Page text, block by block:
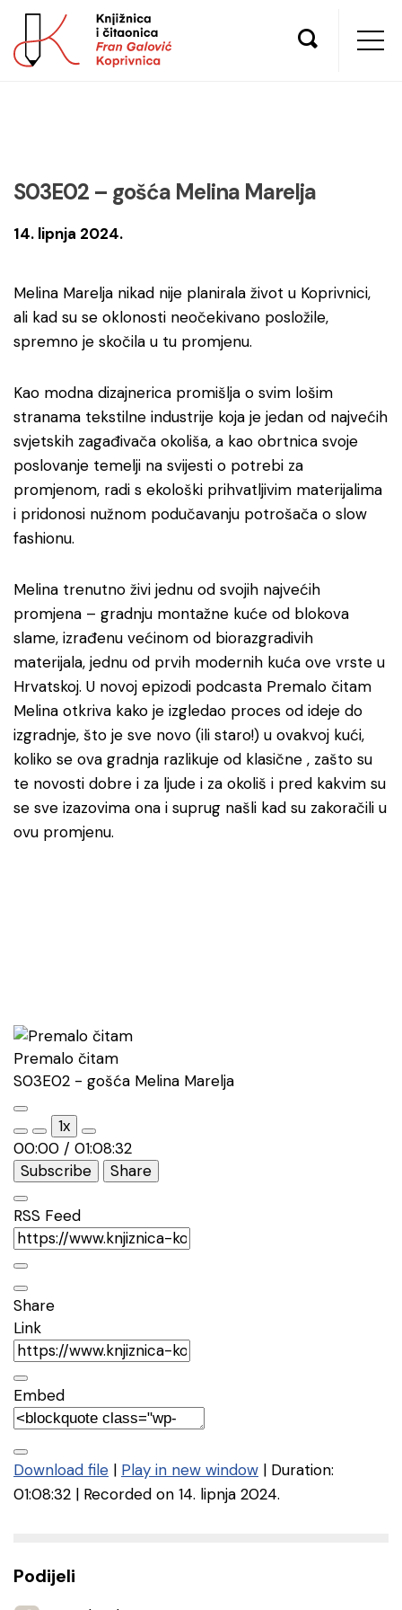
S03E02 – gošća Melina Marelja
14. lipnja 2024.
Melina Marelja nikad nije planirala život u Koprivnici,
ali kad su se oklonosti neočekivano posložile,
spremno je skočila u tu promjenu.
Kao modna dizajnerica promišlja o svim lošim
stranama tekstilne industrije koja je jedan od najvećih
svjetskih zagađivača okoliša, a kao obrtnica svoje
poslovanje temelji na svijesti o potrebi za
promjenom, radi s ekološki prihvatljivim materijalima
i pridonosi nužnom podučavanju potrošača o slow
fashionu.
Melina trenutno živi jednu od svojih najvećih
promjena – gradnju montažne kuće od blokova
slame, izrađenu većinom od biorazgradivih
materijala, jednu od prvih modernih kuća ove vrste u
Hrvatskoj. U novoj epizodi podcasta Premalo čitam
Melina otkriva kako je izgledao proces od ideje do
izgradnje, što je sve novo (ili staro!) u ovakvoj kući,
koliko se ova gradnja razlikuje od klasične , zašto su
te novosti dobre i za ljude i za okoliš i pred kakvim su
se sve izazovima ona i suprug našli kad su zakoračili u
ovu promjenu.
Premalo čitam
S03E02 - gošća Melina Marelja
Play
Episode
1x
00:00 / 01:08:32
Subscribe
Share
RSS Feed
Share
Link
Embed
Download file | Play in new window | Duration:
01:08:32 | Recorded on 14. lipnja 2024.
Podijeli